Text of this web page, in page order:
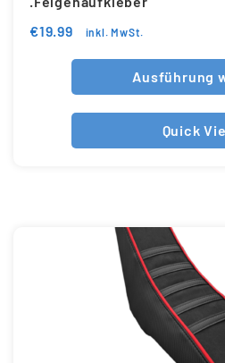
€19.99 inkl. MwSt.
Ausführung
Quick